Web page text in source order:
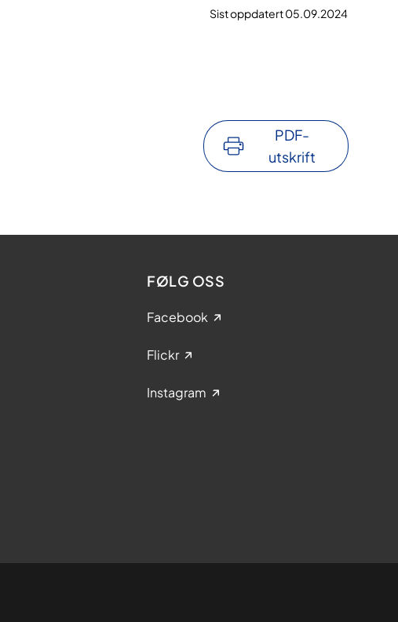
Sist oppdatert 05.09.2024
PDF-
utskrift
FØLG OSS
Facebook
Flickr
Instagram